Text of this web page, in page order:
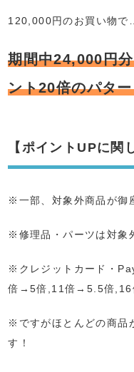
120,000円のお買い物
期間中24,000円
ント20倍のパタ
【ポイントUPに関
※一部、対象外商品が御
※修理品・パーツは対象
※クレジットカード・
倍→5倍,11倍→5.5倍,16
※ですがほとんどの商品
す！